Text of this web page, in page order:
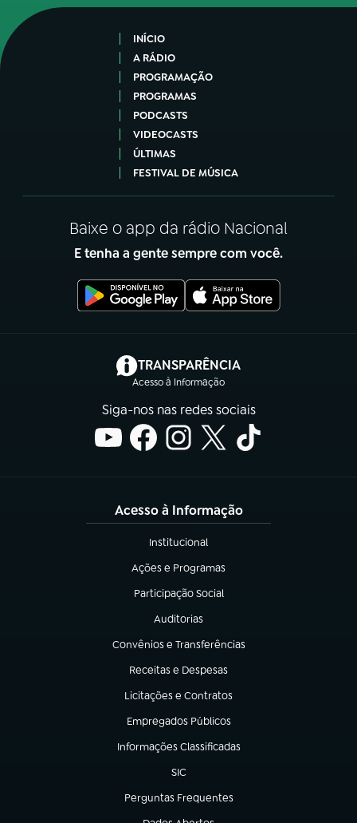
INÍCIO
A RÁDIO
PROGRAMAÇÃO
PROGRAMAS
PODCASTS
VIDEOCASTS
ÚLTIMAS
FESTIVAL DE MÚSICA
Baixe o app da rádio Nacional
E tenha a gente sempre com você.
TRANSPARÊNCIA
Acesso à Informação
(abre em nova aba)
Siga-nos nas redes sociais
Acesso à Informação
Institucional
(abre em nova aba)
Ações e Programas
(abre em nova aba)
Participação Social
(abre em nova aba)
Auditorias
(abre em nova aba)
Convênios e Transferências
(abre em nova aba)
Receitas e Despesas
(abre em nova aba)
Licitações e Contratos
(abre em nova aba)
Empregados Públicos
(abre em nova aba)
Informações Classificadas
(abre em nova aba)
SIC
(abre em nova aba)
Perguntas Frequentes
(abre em nova aba)